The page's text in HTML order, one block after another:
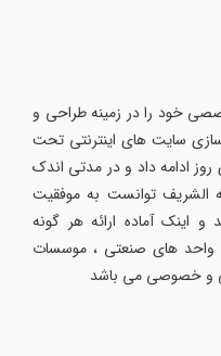
فعالیت تخصصی خود را در زمینه طراحی و
سایت های اینترنتی تحت
روز ادامه داد و در مدتی اندک
الشریف توانست به موفقیت
اینک آماده ارائه هر گونه
واحد های صنعتی ، موسسات
و خصوصی می باشد